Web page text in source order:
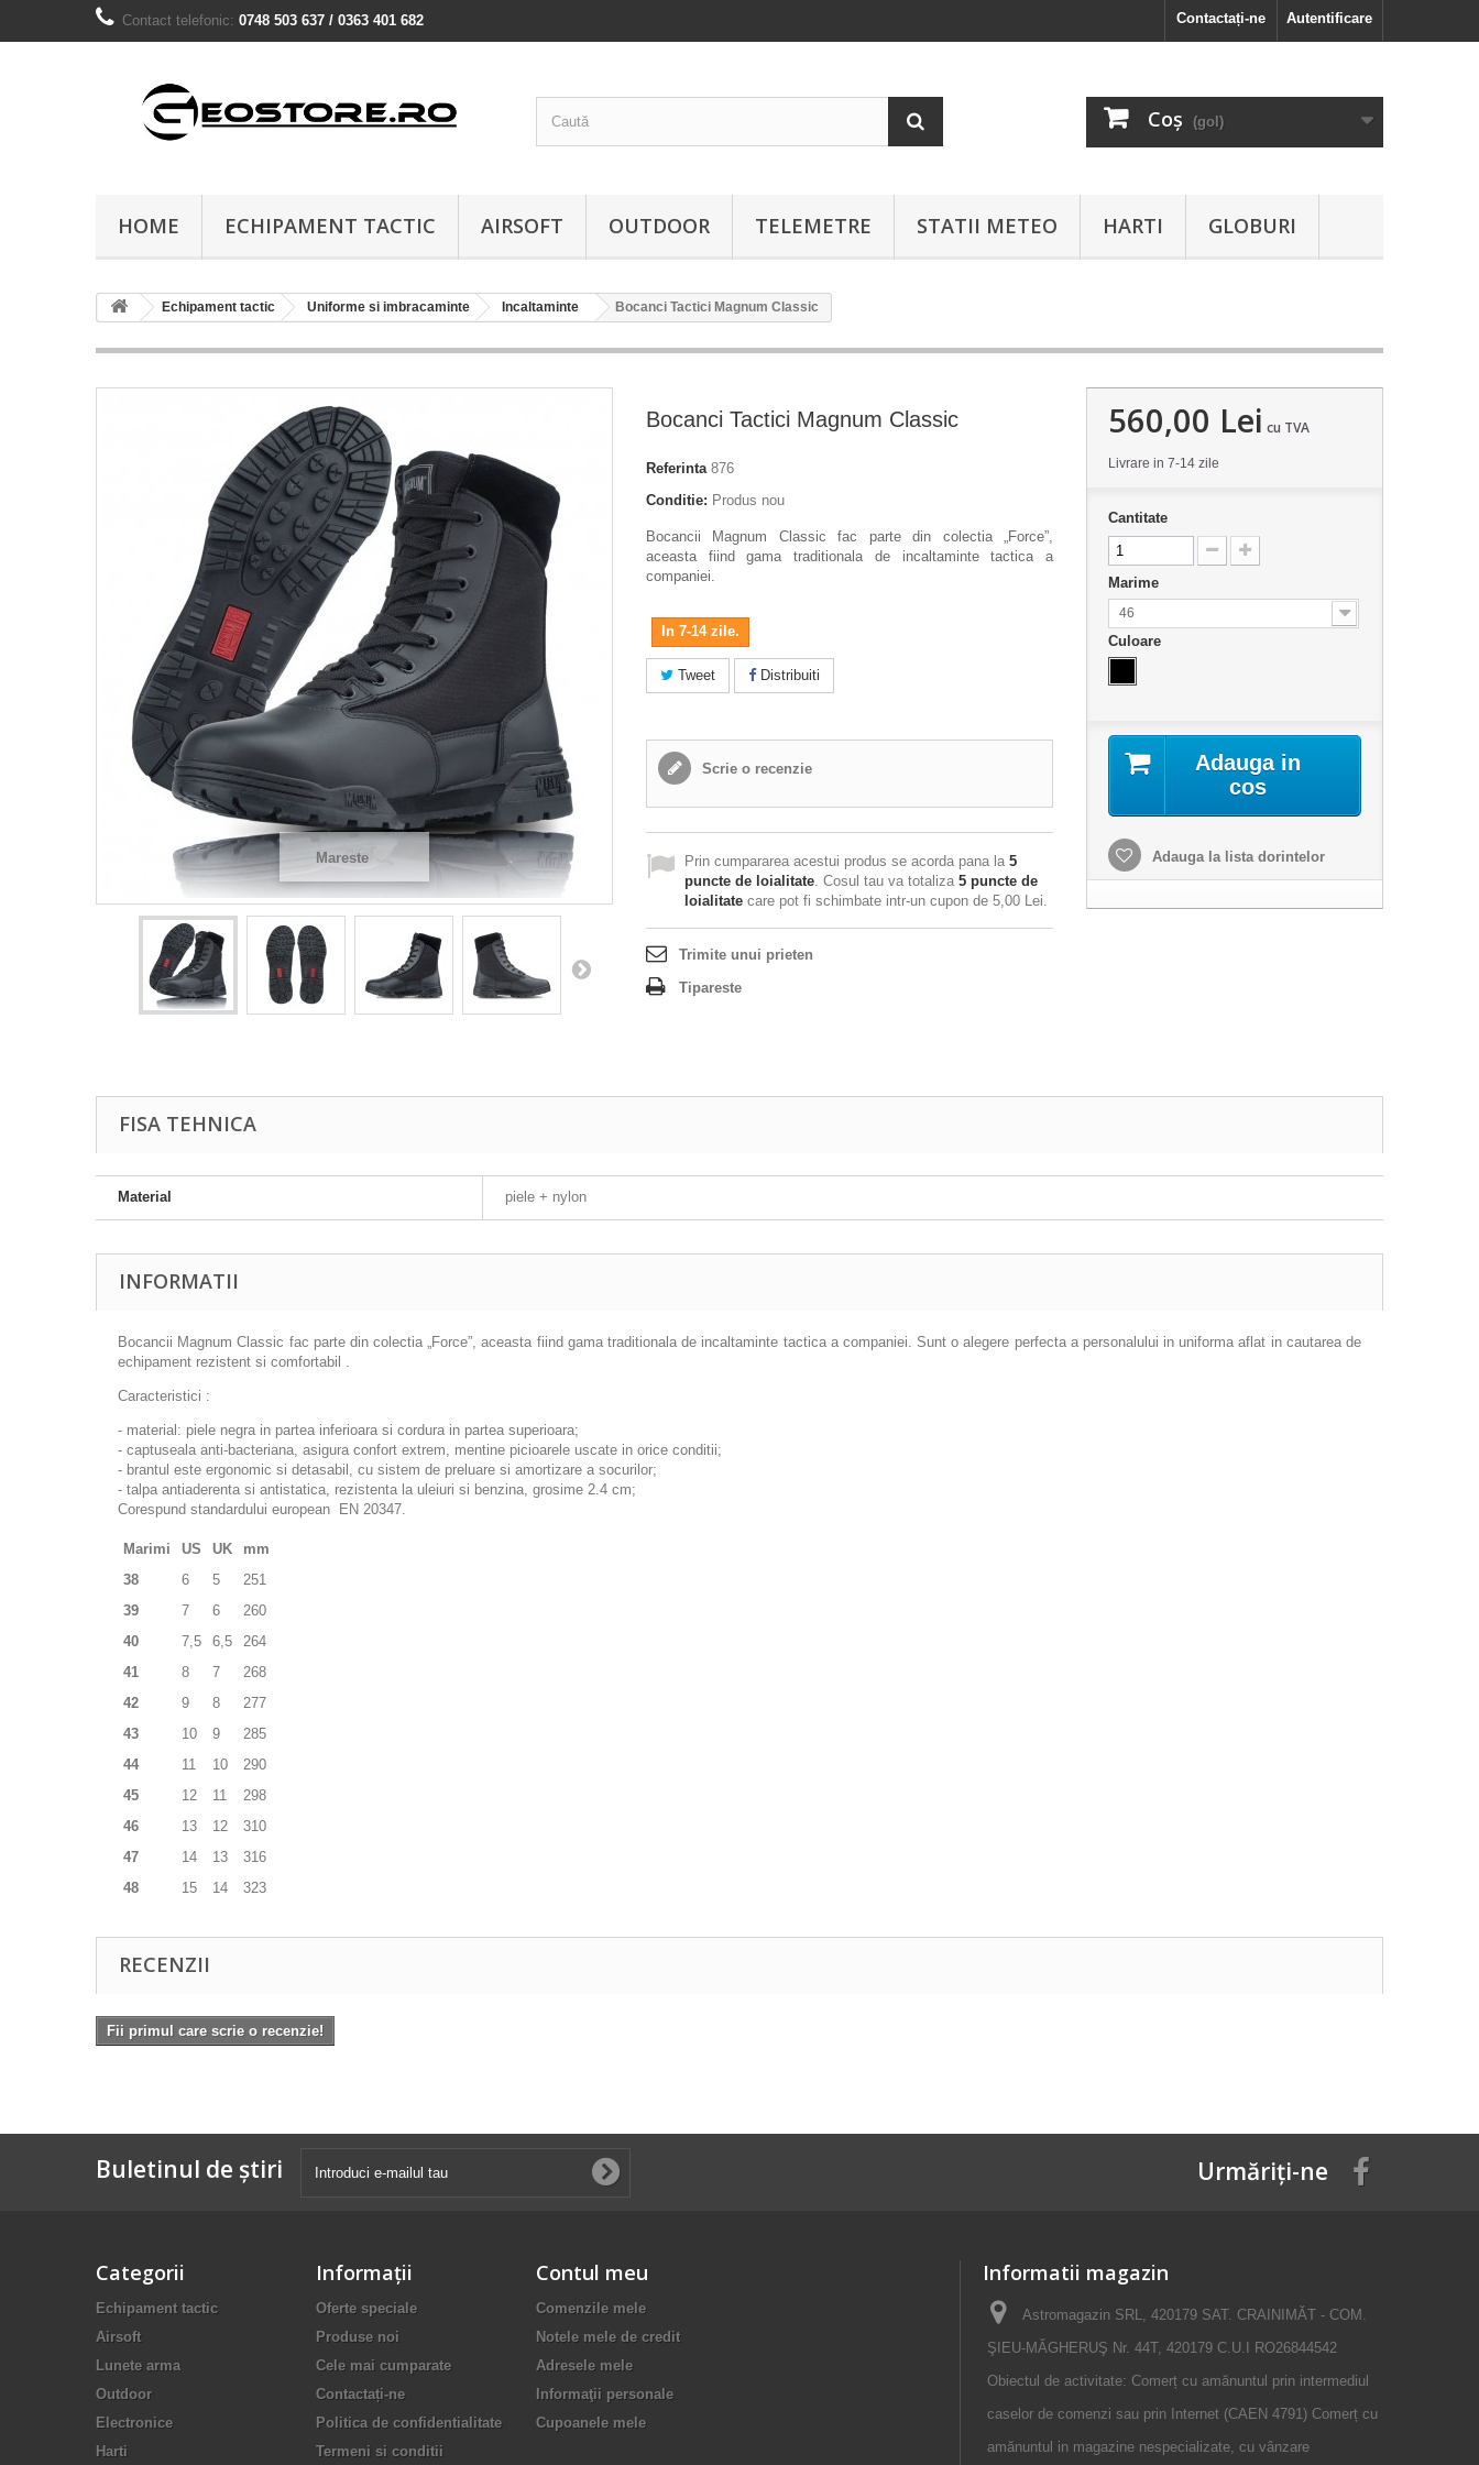
Autentificare
Contactați-ne
Contact telefonic: 0748 503 637 / 0363 401 682
Coş (gol)
HOME ECHIPAMENT TACTIC AIRSOFT OUTDOOR TELEMETRE STATII METEO HARTI GLOBURI
Echipament tactic Uniforme si imbracaminte Incaltaminte Bocanci Tactici Magnum Classic
Mareste
Bocanci Tactici Magnum Classic
Referinta 876
Conditie: Produs nou
Bocancii Magnum Classic fac parte din colectia „Force”,
aceasta fiind gama traditionala de incaltaminte tactica a
companiei.
In 7-14 zile.
Tweet Distribuiti
Scrie o recenzie
Prin cumpararea acestui produs se acorda pana la 5
puncte de loialitate. Cosul tau va totaliza 5 puncte de
loialitate care pot fi schimbate intr-un cupon de 5,00 Lei.
Trimite unui prieten
Tipareste
560,00 Lei cu TVA
Livrare in 7-14 zile
Cantitate
Marime
46
Culoare
Adauga in
cos
Adauga la lista dorintelor
FISA TEHNICA
Material piele + nylon
INFORMATII
Bocancii Magnum Classic fac parte din colectia „Force”, aceasta fiind gama traditionala de incaltaminte tactica a companiei. Sunt o alegere perfecta a personalului in uniforma aflat in cautarea de
echipament rezistent si comfortabil .
Caracteristici :
- material: piele negra in partea inferioara si cordura in partea superioara;
- captuseala anti-bacteriana, asigura confort extrem, mentine picioarele uscate in orice conditii;
- brantul este ergonomic si detasabil, cu sistem de preluare si amortizare a socurilor;
- talpa antiaderenta si antistatica, rezistenta la uleiuri si benzina, grosime 2.4 cm;
Corespund standardului european EN 20347.
Marimi US UK
mm
38
6 5
251
39
7 6
260
40
7,5 6,5
264
41
8 7
268
42
9 8
277
43
10 9
285
44
11 10
290
45
12 11
298
46
13 12
310
47
14 13
316
48
15 14 323
RECENZII
Fii primul care scrie o recenzie!
Buletinul de știri Urmăriți-ne
Categorii
Echipament tactic
Airsoft
Lunete arma
Outdoor
Electronice
Harti
Informaţii
Oferte speciale
Produse noi
Cele mai cumparate
Contactați-ne
Politica de confidentialitate
Termeni si conditii
Contul meu
Comenzile mele
Notele mele de credit
Adresele mele
Informaţii personale
Cupoanele mele
Informatii magazin
Astromagazin SRL, 420179 SAT. CRAINIMĂT - COM.
ŞIEU-MĂGHERUŞ Nr. 44T, 420179 C.U.I RO26844542
Obiectul de activitate: Comerț cu amănuntul prin intermediul
caselor de comenzi sau prin Internet (CAEN 4791) Comerț cu
amănuntul in magazine nespecializate, cu vânzare